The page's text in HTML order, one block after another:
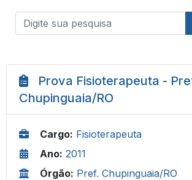
Prova Fisioterapeuta -
Chupinguaia/RO
Cargo: Fisioterapeuta
Ano: 2011
Órgão: Pref. Chupinguaia/RO